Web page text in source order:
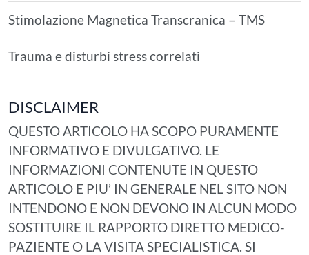
Stimolazione Magnetica Transcranica – TMS
Trauma e disturbi stress correlati
DISCLAIMER
QUESTO ARTICOLO HA SCOPO PURAMENTE
INFORMATIVO E DIVULGATIVO. LE
INFORMAZIONI CONTENUTE IN QUESTO
ARTICOLO E PIU’ IN GENERALE NEL SITO NON
INTENDONO E NON DEVONO IN ALCUN MODO
SOSTITUIRE IL RAPPORTO DIRETTO MEDICO-
PAZIENTE O LA VISITA SPECIALISTICA. SI